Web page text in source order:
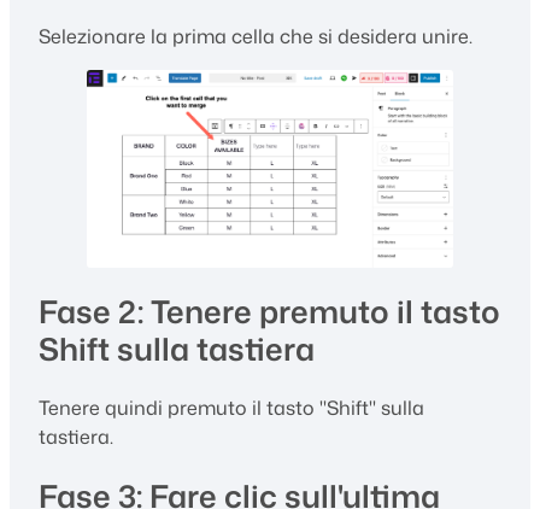
Selezionare la prima cella che si desidera unire.
Fase 2: Tenere premuto il tasto
Shift sulla tastiera
Tenere quindi premuto il tasto "Shift" sulla
tastiera.
Fase 3: Fare clic sull'ultima